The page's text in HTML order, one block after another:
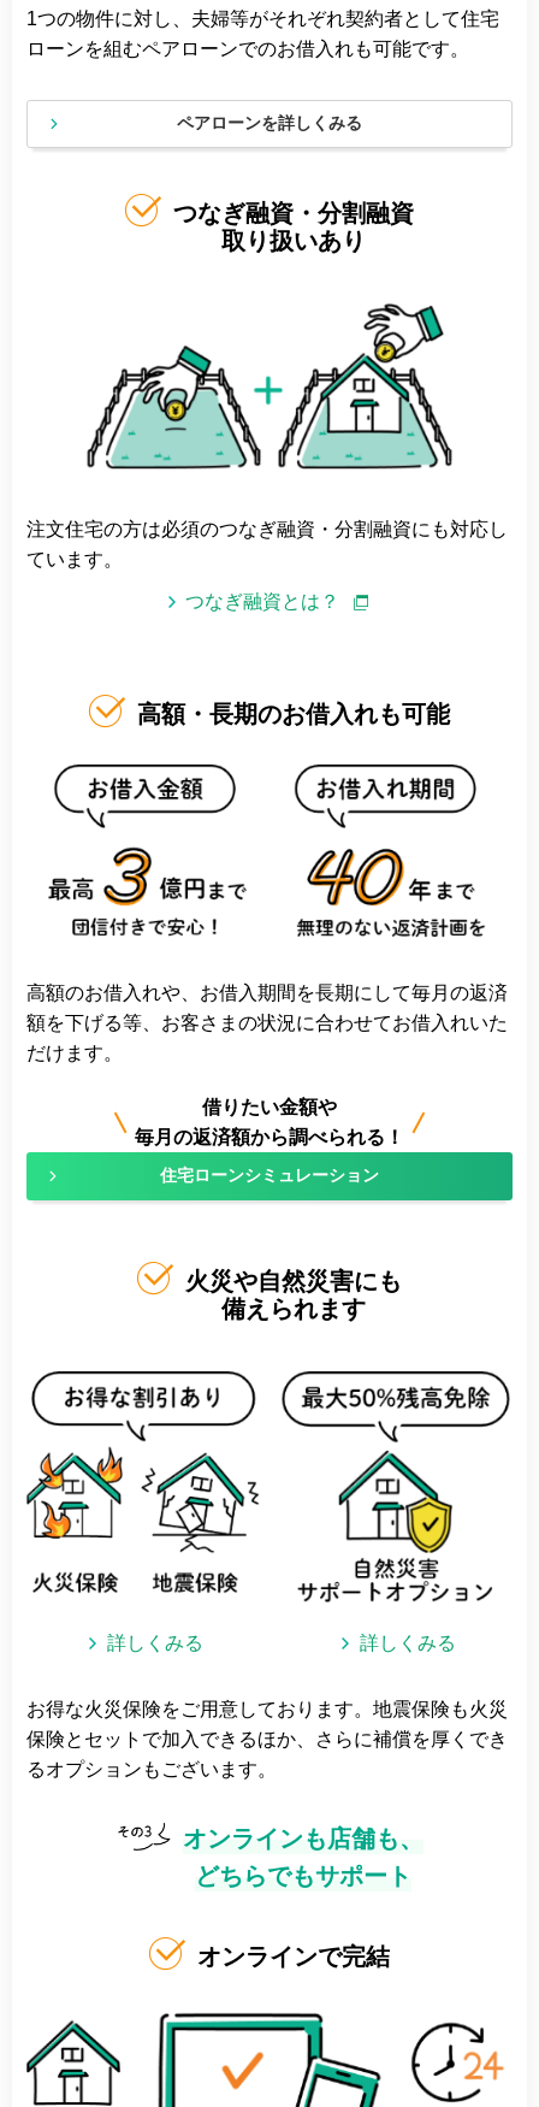
1つの物件に対し、夫婦等がそれぞれ契約者として住宅
ローンを組むペアローンでのお借入れも可能です。
ペアローンを詳しくみる
つなぎ融資・分割融資
取り扱いあり
注文住宅の方は必須のつなぎ融資・分割融資にも対応し
ています。
つなぎ融資とは？
高額・長期のお借入れも可能
高額のお借入れや、お借入期間を長期にして毎月の返済
額を下げる等、お客さまの状況に合わせてお借入れいた
だけます。
借りたい金額や
毎月の返済額から調べられる！
住宅ローンシミュレーション
火災や自然災害にも
備えられます
詳しくみる 詳しくみる
お得な火災保険をご用意しております。地震保険も火災
保険とセットで加入できるほか、さらに補償を厚くでき
るオプションもございます。
オンラインも店舗も、
どちらでもサポート
オンラインで完結